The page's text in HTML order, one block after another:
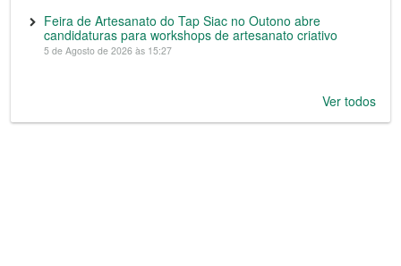
Feira de Artesanato do Tap Siac no Outono abre
candidaturas para workshops de artesanato criativo
5 de Agosto de 2026 às 15:27
Ver todos